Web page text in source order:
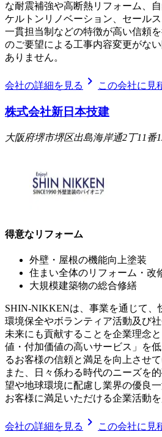
な耐震補強や高断熱リフォーム、
ケルトンリノベーション、セール
一貫担当制などの特徴が高い信頼
のご要望による工事内容変更がな
ありません。
会社の詳細を見る chevron_right この会社に見
株式会社新日本技建
大阪府堺市堺区出島海岸通2丁11番
得意なリフォーム
外壁・屋根の機能向上塗装
住まい全体のリフォーム・改
大規模建築物の総合修繕
SHIN-NIKKENは、事業を通じて、
環境保全やボランティア活動及び
未来にも貢献することを企業理念
値・付加価値の高いサービス」を
るお客様の信頼と満足を向上させ
また、日々係わる時代のニーズを
望や地球環境に配慮し業界の優良
お客様に満足いただける企業活動
会社の詳細を見る chevron_right この会社に見